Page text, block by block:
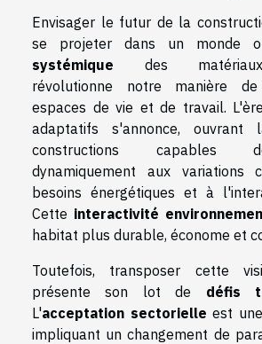
Envisager le futur de la
se projeter dans un monde
systémique des
révolutionne notre manière
espaces de vie et de travail.
adaptatifs s'annonce,
constructions capables
dynamiquement aux variations
besoins énergétiques et à
Cette interactivité
habitat plus durable, économe et
Toutefois, transposer cette
présente son lot de défis
L'acceptation sectorielle est
impliquant un changement de